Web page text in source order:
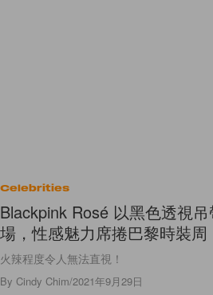
Celebrities
Blackpink Rosé 以黑色透視
場，性感魅力席捲巴黎時裝周
火辣程度令人無法直視！
By Cindy Chim/2021年9月29日